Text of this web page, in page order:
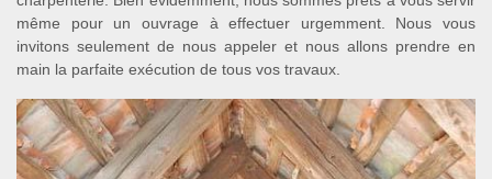
même pour un ouvrage à effectuer urgemment. Nous vous
invitons seulement de nous appeler et nous allons prendre en
main la parfaite exécution de tous vos travaux.